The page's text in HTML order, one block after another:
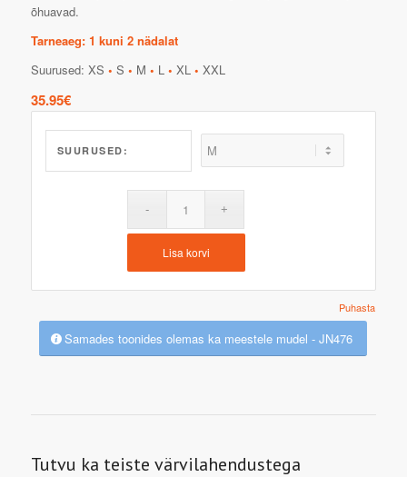
õhuavad.
Tarneaeg: 1 kuni 2 nädalat
Suurused: XS • S • M • L • XL • XXL
35.95€
SUURUSED:
Puhasta
Lisa korvi
Samades toonides olemas ka meestele mudel - JN476
Tutvu ka teiste värvilahendustega